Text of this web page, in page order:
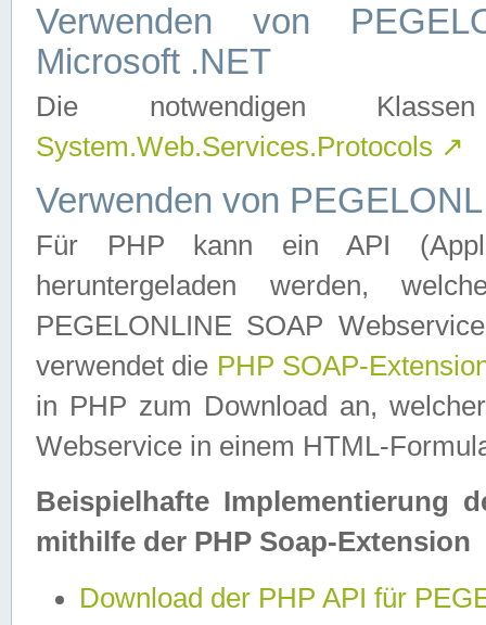
Verwenden von
Microsoft .NET
Die notwendigen
System.Web.Services.Protocols ↗
Verwenden von
Für PHP kann ein API
heruntergeladen werden,
PEGELONLINE SOAP
verwendet die PHP SOAP-
in PHP zum Download an,
Webservice in einem HTML-
Beispielhafte Implementierung
mithilfe der PHP Soap-Extension
Download der PHP API für